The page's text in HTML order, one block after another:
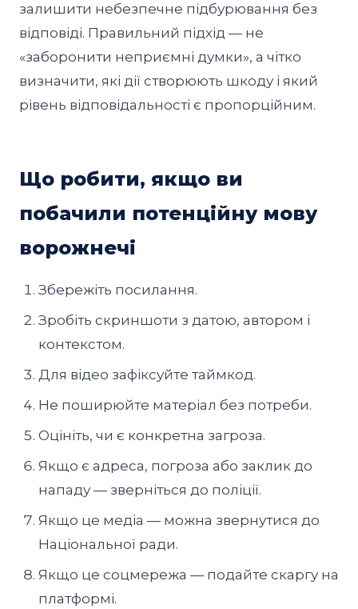
залишити небезпечне підбурювання без
відповіді. Правильний підхід — не
«заборонити неприємні думки», а чітко
визначити, які дії створюють шкоду і який
рівень відповідальності є пропорційним.
Що робити, якщо ви
побачили потенційну мову
ворожнечі
Збережіть посилання.
Зробіть скриншоти з датою, автором і
контекстом.
Для відео зафіксуйте таймкод.
Не поширюйте матеріал без потреби.
Оцініть, чи є конкретна загроза.
Якщо є адреса, погроза або заклик до
нападу — зверніться до поліції.
Якщо це медіа — можна звернутися до
Національної ради.
Якщо це соцмережа — подайте скаргу на
платформі.